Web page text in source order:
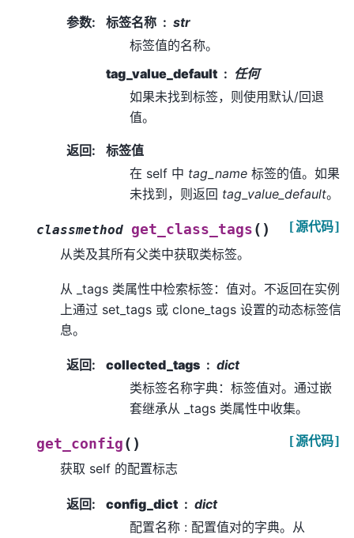
参数: 标签名称
str
标签值的名称。
tag_value_default
任何
如果未找到标签，则使用默认/回退
值。
返回:
标签值
在 self 中 tag_name 标签的值。如果
未找到，则返回 tag_value_default。
classmethod get_class_tags ( ) [源代码]
从类及其所有父类中获取类标签。
从 _tags 类属性中检索标签：值对。不返回在实例
上通过 set_tags 或 clone_tags 设置的动态标签信
息。
返回: collected_tags
dict
类标签名称字典：标签值对。通过嵌
套继承从 _tags 类属性中收集。
get_config ( ) [源代码]
获取 self 的配置标志
返回: config_dict
dict
配置名称 : 配置值对的字典。从